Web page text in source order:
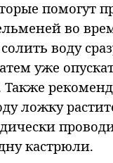
помогут
во
воду
уже
ложку
кастрюли.